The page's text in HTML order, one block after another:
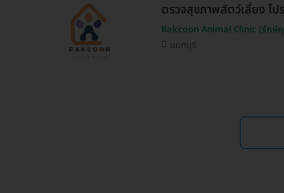
ตรวจสุขภาพสัตว์เลี้ยง โ
Rakcoon Animal Clinic (รักษ์
นนทบุรี